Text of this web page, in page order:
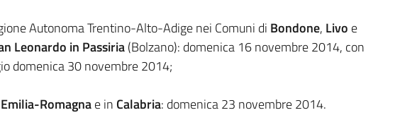
Autonoma Trentino-Alto-Adige nei Comuni di Bondone, Livo e
Leonardo in Passiria(Bolzano): domenica 16 novembre 2014, con
domenica 30 novembre 2014;
Emilia-Romagnae in Calabria: domenica 23 novembre 2014.